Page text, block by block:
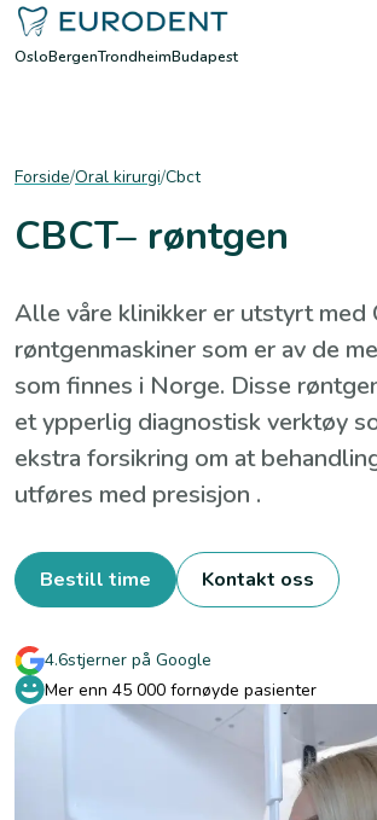
OsloBergenTrondheimBudapest
Forside/Oral kirurgi/Cbct
CBCT– røntgen
Alle våre klinikker er utstyrt med
røntgenmaskiner som er av de
som finnes i Norge. Disse
et ypperlig diagnostisk verktøy
ekstra forsikring om at
utføres med presisjon .
Bestill time Kontakt oss
4.6stjerner på Google
Mer enn 45 000 fornøyde pasienter